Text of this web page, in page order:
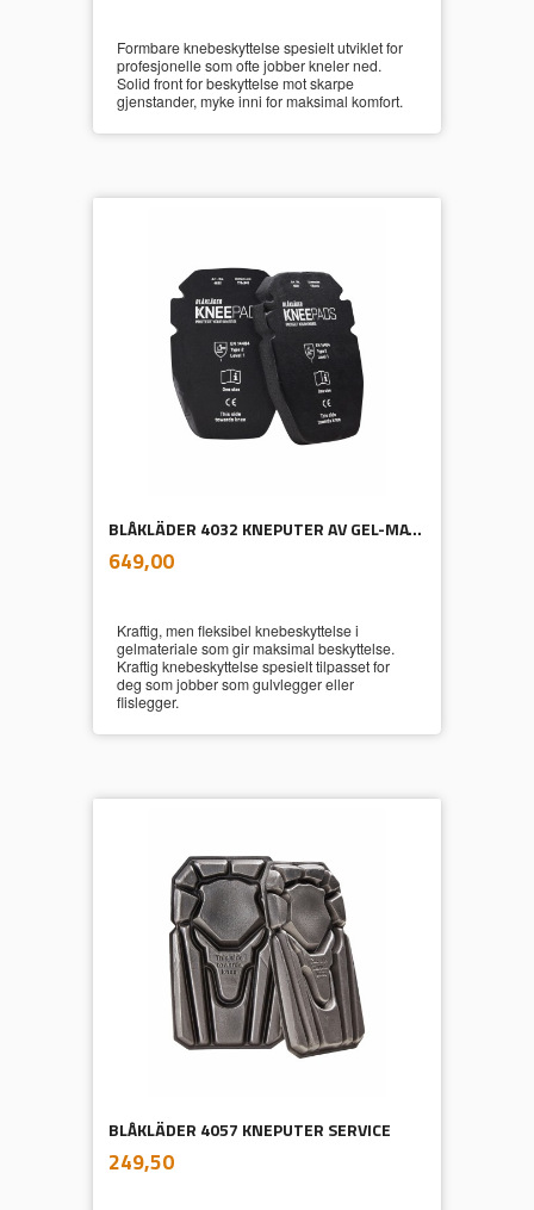
Formbare knebeskyttelse spesielt utviklet for
profesjonelle som ofte jobber kneler ned.
Solid front for beskyttelse mot skarpe
gjenstander, myke inni for maksimal komfort.
BLÅKLÄDER 4032 KNEPUTER AV GEL-MATERIALE 25 MM
Pris
649,00mva.
Kraftig, men fleksibel knebeskyttelse i
gelmateriale som gir maksimal beskyttelse.
Kraftig knebeskyttelse spesielt tilpasset for
deg som jobber som gulvlegger eller
flislegger.
BLÅKLÄDER 4057 KNEPUTER SERVICE
Pris
249,50mva.